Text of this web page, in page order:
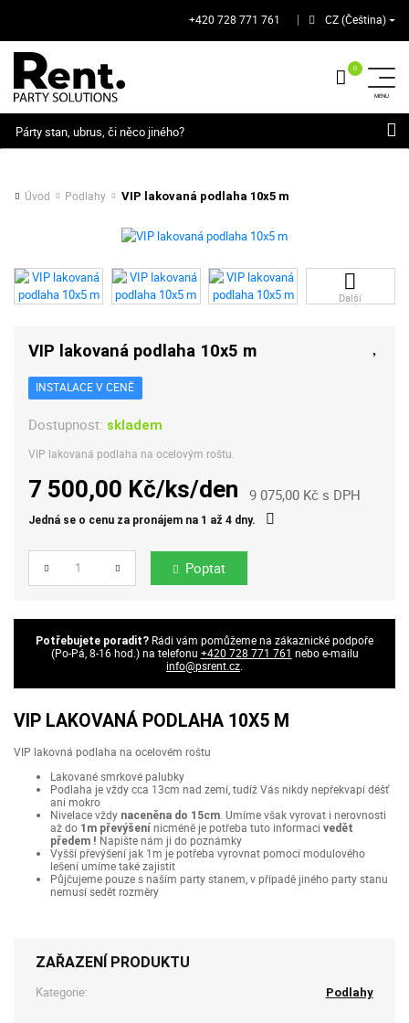
+420 728 771 761 CZ (Čeština)
Úvod Podlahy VIP lakovaná podlaha 10x5 m
Další
VIP lakovaná podlaha 10x5 m
INSTALACE V CENĚ
Dostupnost: skladem
VIP lakovaná podlaha na ocelovým roštu.
7 500,00 Kč/ks/den 9 075,00 Kč s DPH
Jedná se o cenu za pronájem na 1 až 4 dny.
Počet Poptat
Potřebujete poradit? Rádi vám pomůžeme na zákaznické podpoře
(Po-Pá, 8-16 hod.) na telefonu +420 728 771 761 nebo e-mailu
info@psrent.cz.
VIP LAKOVANÁ PODLAHA 10X5 M
VIP lakovná podlaha na ocelovém roštu
Lakované smrkové palubky
Podlaha je vždy cca 13cm nad zemí, tudíž Vás nikdy nepřekvapí déšť
ani mokro
Nivelace vždy naceněna do 15cm. Umíme však vyrovat i nerovnosti
až do 1m převýšení nicméně je potřeba tuto informaci vedět
předem ! Napište nám ji do poznámky
Vyšší převýšení jak 1m je potřeba vyrovnat pomocí modulového
lešení umíme také zajistit
Půjčujeme pouze s naším party stanem, v případě jiného party stanu
nemusí sedět rozměry
ZAŘAZENÍ PRODUKTU
Kategorie: Podlahy